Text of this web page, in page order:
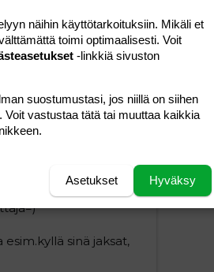
#30
synnytys
epiduraali,
kätilöt ja positiivinen
kirjattiin 8h ja samat
onnellinen kun
sinä jaksat,
näihin käyttötarkoituksiin. Mikäli et
toimi optimaalisesti. Voit
-linkkiä sivuston
suostumustasi, jos niillä on siihen
vastustaa tätä tai muuttaa kaikkia
Hyväksy
Asetukset